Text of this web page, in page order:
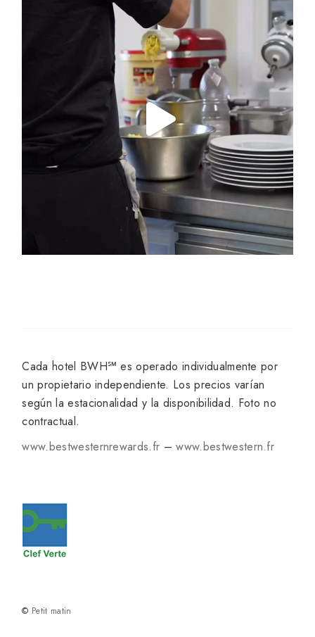
Cada hotel BWH℠ es operado individualmente por
un propietario independiente. Los precios varían
según la estacionalidad y la disponibilidad. Foto no
contractual.
www.bestwesternrewards.fr –www.bestwestern.fr
© Petit matin